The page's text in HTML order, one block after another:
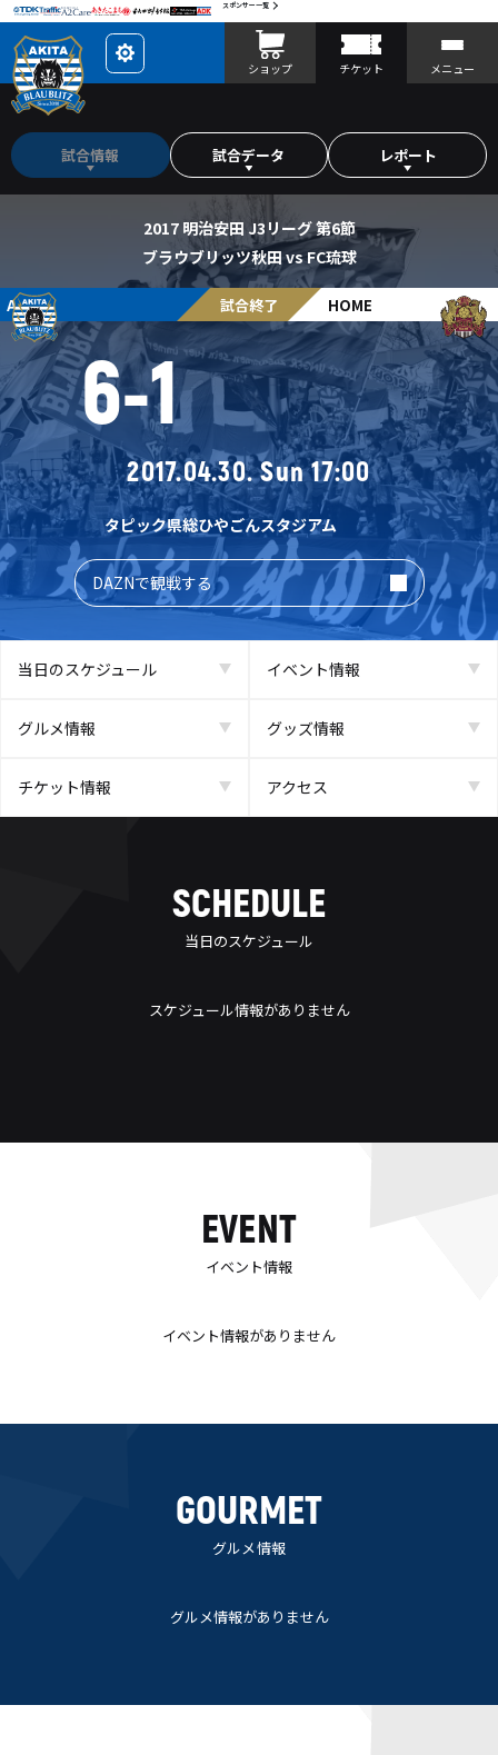
スポンサー一覧
レ
イ
ア
を
タ
マ
ズ
ショップ チケット メニュー
試合情報 試合データ レポート
2017 明治安田 J3リーグ 第6節
ブラウブリッツ秋田 vs FC琉球
AWAY 試合終了 HOME
6-1
2017.04.30. Sun 17:00
タピック県総ひやごんスタジアム
DAZNで観戦する
当日のスケジュール イベント情報
グルメ情報 グッズ情報
チケット情報 アクセス
SCHEDULE
当日のスケジュール
スケジュール情報がありません
EVENT
イベント情報
イベント情報がありません
GOURMET
グルメ情報
グルメ情報がありません